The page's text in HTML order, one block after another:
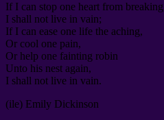
If I can stop one heart from breaking
I shall not live in vain;
If I can ease one life the aching,
Or cool one pain,
Or help one fainting robin
Unto his nest again,
I shall not live in vain.
(ile) Emily Dickinson